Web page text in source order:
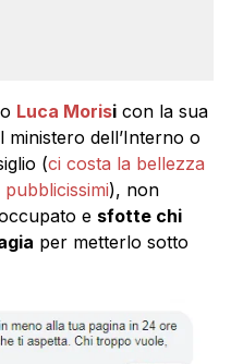
Luca Morisi con la sua
dell’Interno o
(ci costa la bellezza
), non
e sfotte chi
per metterlo sotto